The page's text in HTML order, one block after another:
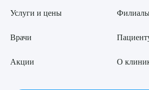
Услуги и цены
Врачи
Акции О
Я даю согласие на обработку персональных